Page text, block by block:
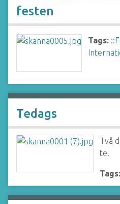
festen
Tags:
Tedags
Två
te.
Tags: